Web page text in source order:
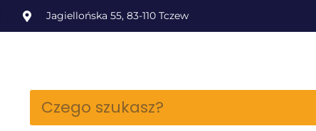
Jagiellońska 55, 83-110 Tczew